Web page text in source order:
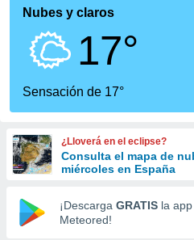
por
que se
calidad.
a este
las
y
forma
digital
basada
Nubes y claros
17°
Sensación de 17°
¿Lloverá en el eclipse?
Consulta el mapa de
miércoles en España
¡Descarga GRATIS la
Meteored!